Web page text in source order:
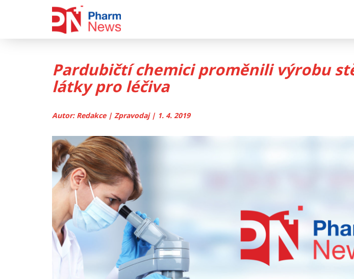
Pardubičtí chemici proměnili výrobu
látky pro léčiva
Autor: Redakce | Zpravodaj | 1. 4. 2019